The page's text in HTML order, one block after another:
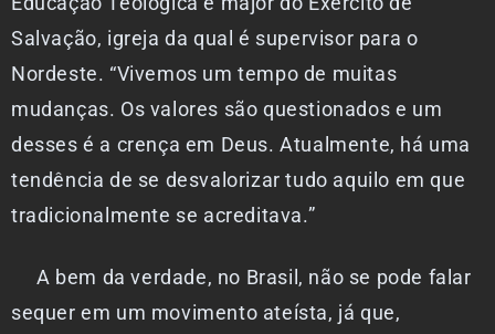
Salvação, igreja da qual é supervisor para o
Nordeste. “Vivemos um tempo de muitas
mudanças. Os valores são questionados e um
desses é a crença em Deus. Atualmente, há uma
tendência de se desvalorizar tudo aquilo em que
tradicionalmente se acreditava.”
A bem da verdade, no Brasil, não se pode falar
sequer em um movimento ateísta, já que,